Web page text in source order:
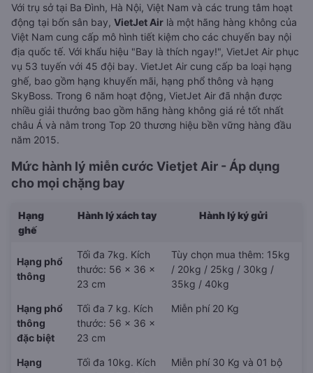
Với trụ sở tại Ba Đình, Hà Nội, Việt Nam và các trung tâm hoạt
động tại bốn sân bay, VietJet Air là một hãng hàng không của
Việt Nam cung cấp mô hình tiết kiệm cho các chuyến bay nội
địa quốc tế. Với khẩu hiệu "Bay là thích ngay!", VietJet Air phục
vụ 53 tuyến với 45 đội bay. VietJet Air cung cấp ba loại hạng
ghế, bao gồm hạng khuyến mãi, hạng phổ thông và hạng
SkyBoss. Trong 6 năm hoạt động, VietJet Air đã nhận được
nhiều giải thưởng bao gồm hãng hàng không giá rẻ tốt nhất
châu Á và nằm trong Top 20 thương hiệu bền vững hàng đầu
năm 2015.
Mức hành lý miễn cước Vietjet Air - Áp dụng
cho mọi chặng bay
Hạng
ghế
Hành lý xách tay Hành lý ký gửi
Hạng phổ
thông
Tối đa 7kg. Kích
thước: 56 x 36 x
23 cm
Tùy chọn mua thêm: 15kg
/ 20kg / 25kg / 30kg /
35kg / 40kg
Hạng phổ
thông
đặc biệt
Tối đa 7 kg. Kích
thước: 56 x 36 x
23 cm
Miễn phí 20 Kg
Hạng
Tối đa 10kg. Kích
Miễn phí 30 Kg và 01 bộ